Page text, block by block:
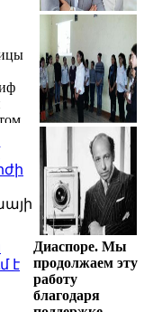
է
Диаспоре. Мы
продолжаем эту
работу
благодаря